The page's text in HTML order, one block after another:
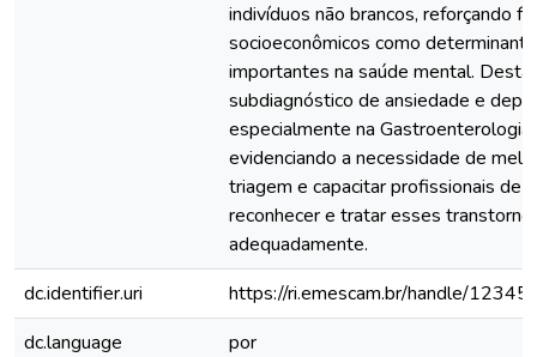
indivíduos não brancos, reforçando
socioeconômicos como
importantes na saúde mental.
subdiagnóstico de ansiedade e
especialmente na Gastroenterologia,
evidenciando a necessidade de
triagem e capacitar profissionais de
reconhecer e tratar esses
adequadamente.
dc.identifier.uri
https://ri.emescam.br/handle/
dc.language
por